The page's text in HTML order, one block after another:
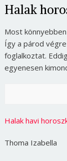
Halak
Most
Így a párod
foglalkoztat.
egyenesen
Halak havi
Thoma Izabella